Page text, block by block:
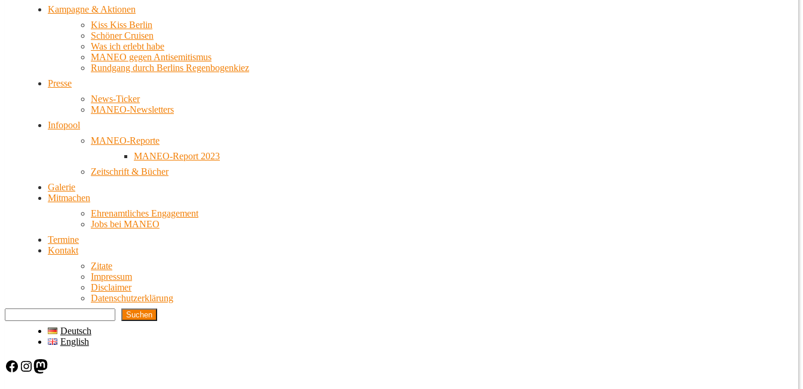
Kampagne & Aktionen
Kiss Kiss Berlin
Schöner Cruisen
Was ich erlebt habe
MANEO gegen Antisemitismus
Rundgang durch Berlins Regenbogenkiez
Presse
News-Ticker
MANEO-Newsletters
Infopool
MANEO-Reporte
MANEO-Report 2023
Zeitschrift & Bücher
Galerie
Mitmachen
Ehrenamtliches Engagement
Jobs bei MANEO
Termine
Kontakt
Zitate
Impressum
Disclaimer
Datenschutzerklärung
Suchen
Deutsch
English
Facebook Instagram Mastodon